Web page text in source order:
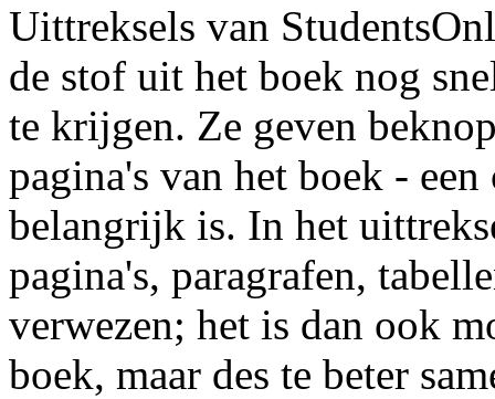
Uittreksels van
de stof uit het boek nog
te krijgen. Ze geven
pagina's van het boek -
belangrijk is. In het
pagina's, paragrafen,
verwezen; het is dan ook
boek, maar des te beter